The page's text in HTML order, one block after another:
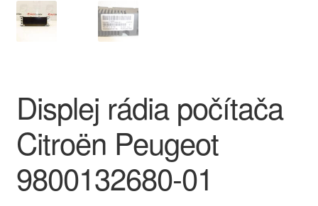
Platby
Reklamace
Reklamačný poriadok
Displej rádia počítača
Citroën Peugeot
9800132680-01